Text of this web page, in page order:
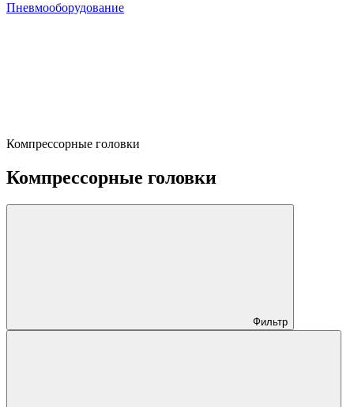
Пневмооборудование
Компрессорные головки
Компрессорные головки
Фильтр